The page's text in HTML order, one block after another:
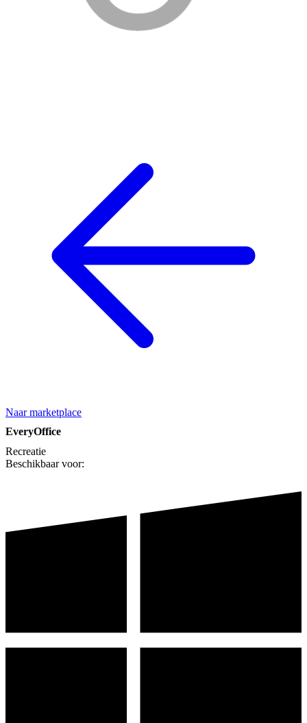
Naar marketplace
EveryOffice
Recreatie
Beschikbaar voor: